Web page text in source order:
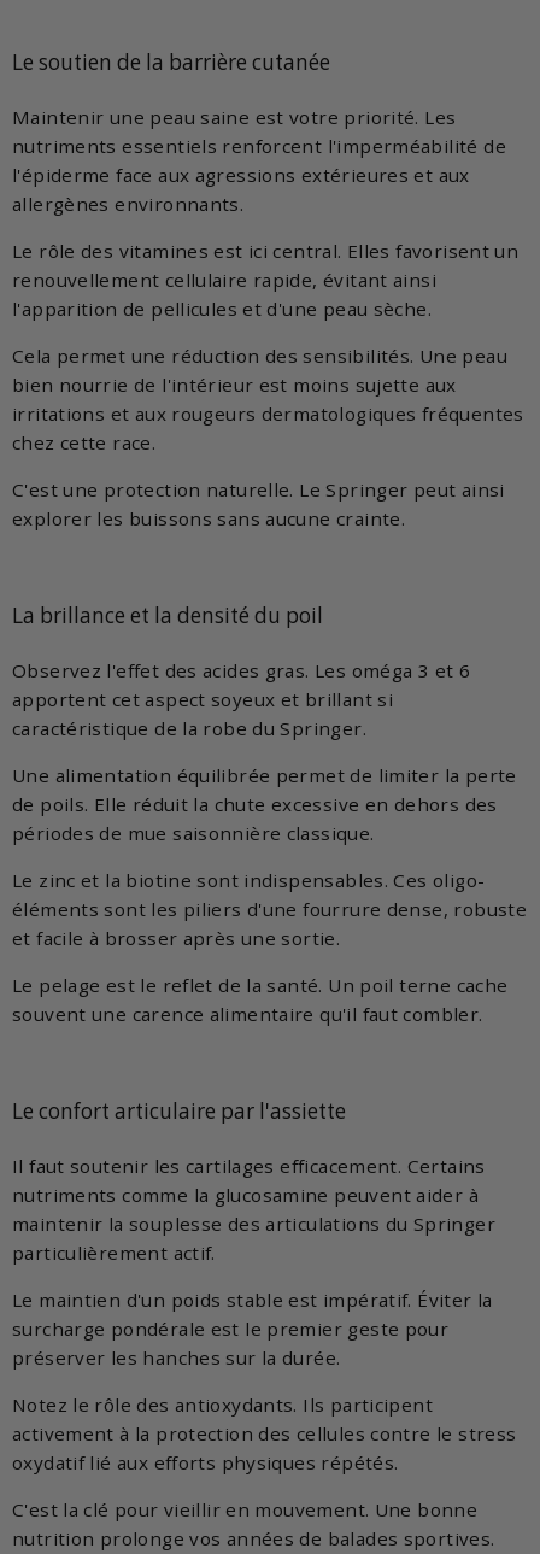
Le soutien de la barrière cutanée
Maintenir une peau saine est votre priorité. Les
nutriments essentiels renforcent l'imperméabilité de
l'épiderme face aux agressions extérieures et aux
allergènes environnants.
Le rôle des vitamines est ici central. Elles favorisent un
renouvellement cellulaire rapide, évitant ainsi
l'apparition de pellicules et d'une peau sèche.
Cela permet une réduction des sensibilités. Une peau
bien nourrie de l'intérieur est moins sujette aux
irritations et aux rougeurs dermatologiques fréquentes
chez cette race.
C'est une protection naturelle. Le Springer peut ainsi
explorer les buissons sans aucune crainte.
La brillance et la densité du poil
Observez l'effet des acides gras. Les oméga 3 et 6
apportent cet aspect soyeux et brillant si
caractéristique de la robe du Springer.
Une alimentation équilibrée permet de limiter la perte
de poils. Elle réduit la chute excessive en dehors des
périodes de mue saisonnière classique.
Le zinc et la biotine sont indispensables. Ces oligo-
éléments sont les piliers d'une fourrure dense, robuste
et facile à brosser après une sortie.
Le pelage est le reflet de la santé. Un poil terne cache
souvent une carence alimentaire qu'il faut combler.
Le confort articulaire par l'assiette
Il faut soutenir les cartilages efficacement. Certains
nutriments comme la glucosamine peuvent aider à
maintenir la souplesse des articulations du Springer
particulièrement actif.
Le maintien d'un poids stable est impératif. Éviter la
surcharge pondérale est le premier geste pour
préserver les hanches sur la durée.
Notez le rôle des antioxydants. Ils participent
activement à la protection des cellules contre le stress
oxydatif lié aux efforts physiques répétés.
C'est la clé pour vieillir en mouvement. Une bonne
nutrition prolonge vos années de balades sportives.